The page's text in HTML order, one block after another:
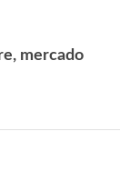
mercado